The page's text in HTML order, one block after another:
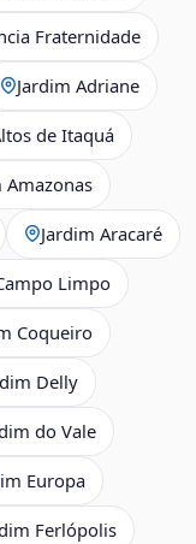
Fraternidade
Jardim Adriane
de Itaquá
Amazonas
Jardim Aracaré
Limpo
Coqueiro
Delly
do Vale
Europa
Ferlópolis